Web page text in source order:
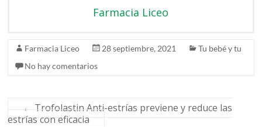
Farmacia Liceo
Farmacia Liceo 28 septiembre, 2021
Tu bebé y tu
No hay comentarios
←
Trofolastin Anti-estrías previene y reduce las
estrías con eficacia